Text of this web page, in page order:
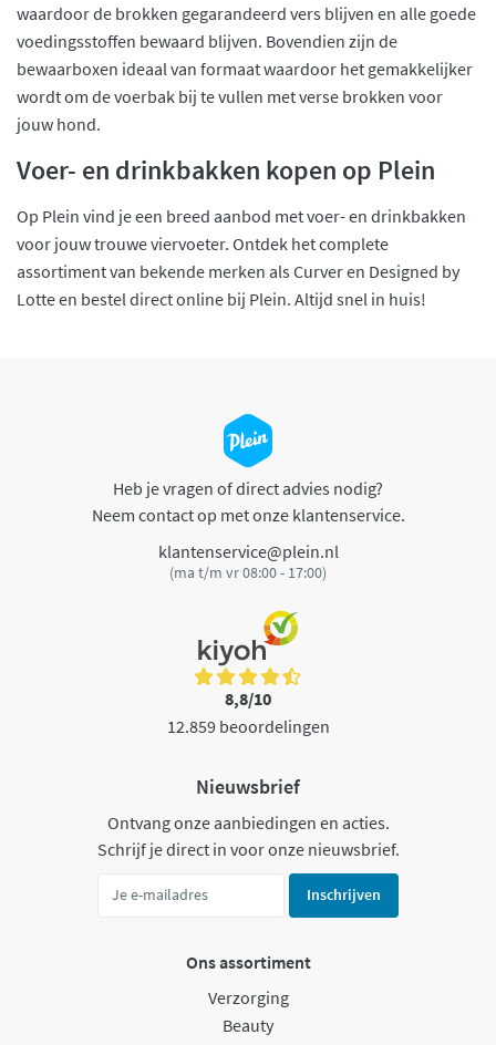
waardoor de brokken gegarandeerd vers blijven en alle goede
voedingsstoffen bewaard blijven. Bovendien zijn de
bewaarboxen ideaal van formaat waardoor het gemakkelijker
wordt om de voerbak bij te vullen met verse brokken voor
jouw hond.
Voer- en drinkbakken kopen op Plein
Op Plein vind je een breed aanbod met voer- en drinkbakken
voor jouw trouwe viervoeter. Ontdek het complete
assortiment van bekende merken als Curver en Designed by
Lotte en bestel direct online bij Plein. Altijd snel in huis!
Heb je vragen of direct advies nodig?
Neem contact op met onze klantenservice.
klantenservice@plein.nl
(ma t/m vr 08:00 - 17:00)
8,8/10
12.859 beoordelingen
Nieuwsbrief
Ontvang onze aanbiedingen en acties.
Schrijf je direct in voor onze nieuwsbrief.
Inschrijven
Ons assortiment
Verzorging
Beauty